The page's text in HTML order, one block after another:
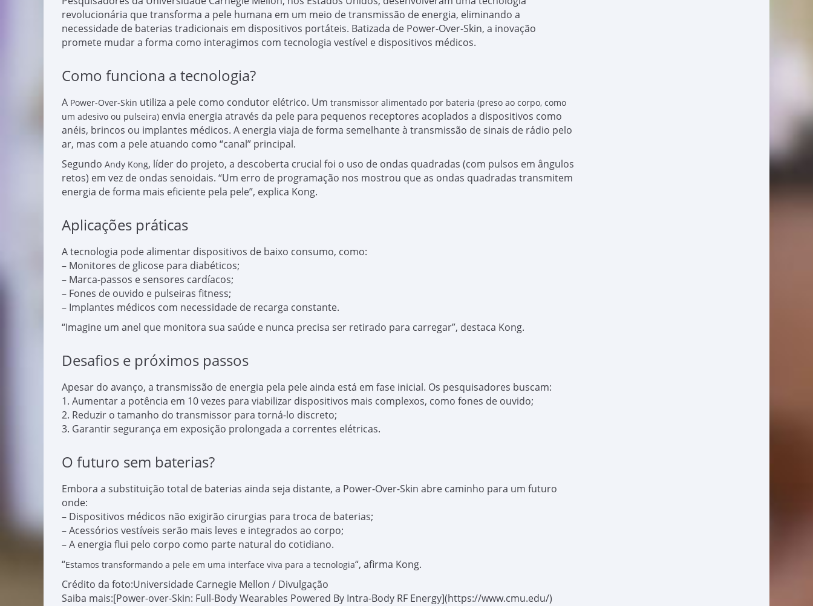
revolucionária que transforma a pele humana em um meio de transmissão de energia, eliminando a
necessidade de baterias tradicionais em dispositivos portáteis. Batizada de Power-Over-Skin, a inovação
promete mudar a forma como interagimos com tecnologia vestível e dispositivos médicos.
Como funciona a tecnologia?
A Power-Over-Skin utiliza a pele como condutor elétrico. Um transmissor alimentado por bateria (preso ao corpo, como
um adesivo ou pulseira) envia energia através da pele para pequenos receptores acoplados a dispositivos como
anéis, brincos ou implantes médicos. A energia viaja de forma semelhante à transmissão de sinais de rádio pelo
ar, mas com a pele atuando como “canal” principal.
Segundo Andy Kong, líder do projeto, a descoberta crucial foi o uso de ondas quadradas (com pulsos em ângulos
retos) em vez de ondas senoidais. “Um erro de programação nos mostrou que as ondas quadradas transmitem
energia de forma mais eficiente pela pele”, explica Kong.
Aplicações práticas
A tecnologia pode alimentar dispositivos de baixo consumo, como:
– Monitores de glicose para diabéticos;
– Marca-passos e sensores cardíacos;
– Fones de ouvido e pulseiras fitness;
– Implantes médicos com necessidade de recarga constante.
“Imagine um anel que monitora sua saúde e nunca precisa ser retirado para carregar”, destaca Kong.
Desafios e próximos passos
Apesar do avanço, a transmissão de energia pela pele ainda está em fase inicial. Os pesquisadores buscam:
1. Aumentar a potência em 10 vezes para viabilizar dispositivos mais complexos, como fones de ouvido;
2. Reduzir o tamanho do transmissor para torná-lo discreto;
3. Garantir segurança em exposição prolongada a correntes elétricas.
O futuro sem baterias?
Embora a substituição total de baterias ainda seja distante, a Power-Over-Skin abre caminho para um futuro
onde:
– Dispositivos médicos não exigirão cirurgias para troca de baterias;
– Acessórios vestíveis serão mais leves e integrados ao corpo;
– A energia flui pelo corpo como parte natural do cotidiano.
“Estamos transformando a pele em uma interface viva para a tecnologia“, afirma Kong.
Crédito da foto:Universidade Carnegie Mellon / Divulgação
Saiba mais:[Power-over-Skin: Full-Body Wearables Powered By Intra-Body RF Energy](https://www.cmu.edu/)